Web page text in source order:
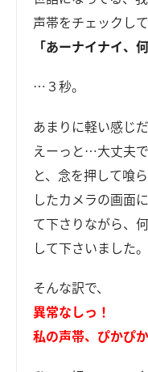
声帯をチェックし
「あーナイナイ、
…３秒。
あまりに軽い感じだ
えーっと…大丈夫
と、念を押して喰
したカメラの画面
て下さりながら、
して下さいました。
そんな訳で、
異常なしっ！
私の声帯、ぴかぴか